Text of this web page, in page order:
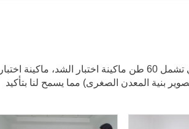
القسم الفيزيائي والكيميائي الخاص بنا مجهز بكافة معدات الاختبار المتخصصة، والتي تشمل 60 طن ماكينة اختبار الشد، ماكينة اختبار
الميتالوغرافي (تصوير بنية المعدن الصغرى) مما يسمح لنا بتأكيد